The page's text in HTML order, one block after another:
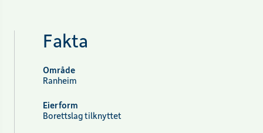
Fakta
Område
Ranheim
Eierform
Borettslag tilknyttet